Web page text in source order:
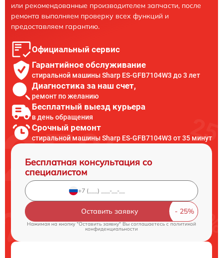
или рекомендованные производителем запчасти, после
ремонта выполняем проверку всех функций и
предоставляем гарантию.
Официальный сервис
Гарантийное обслуживание
стиральной машины Sharp ES-GFB7104W3 до 3 лет
Диагностика за наш счет,
ремонт по желанию
Бесплатный выезд курьера
в день обращения
Срочный ремонт
стиральной машины Sharp ES-GFB7104W3 от 35 минут
Бесплатная консультация со
специалистом
Оставить заявку
Нажимая на кнопку "Оставить заявку" Вы соглашаетесь cполитикой
конфиденциальности